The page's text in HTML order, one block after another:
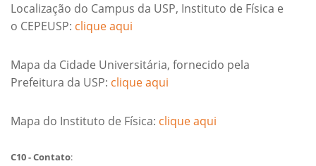
Localização do Campus da USP, Instituto de Física e
o CEPEUSP: clique aqui
Mapa da Cidade Universitária, fornecido pela
Prefeitura da USP: clique aqui
Mapa do Instituto de Física: clique aqui
C10 - Contato: